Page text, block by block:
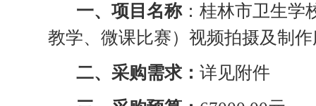
一、项目名称： 桂林市卫生学
教学、微课比赛）视频拍摄及制
二、采购需求： 详见附件